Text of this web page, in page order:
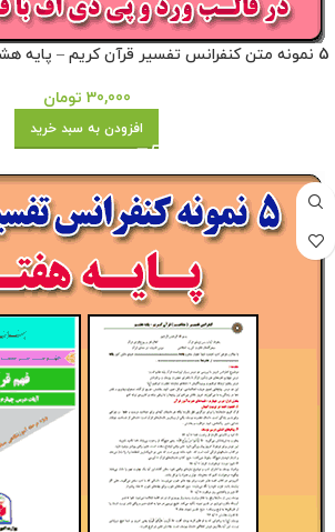
5 نمونه متن کنفرانس تفسیر قرآن کریم – پایه هشتم ( مرحله شهرستانی )
30,000 تومان
افزودن به سبد خرید